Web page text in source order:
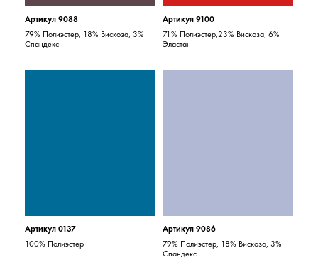
Артикул 9088
79% Полиэстер, 18% Вискоза, 3%
Спандекс
Артикул 9100
71% Полиэстер,23% Вискоза, 6%
Эластан
Артикул 0137
100% Полиэстер
Артикул 9086
79% Полиэстер, 18% Вискоза, 3%
Спандекс